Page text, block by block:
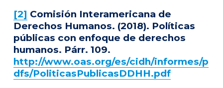
[2] Comisión Interamericana de
Derechos Humanos. (2018). Políticas
públicas con enfoque de derechos
humanos. Párr. 109.
http://www.oas.org/es/cidh/informes/p
dfs/PoliticasPublicasDDHH.pdf